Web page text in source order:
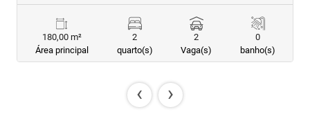
180,00 m²
Área principal
2
quarto(s)
2
Vaga(s)
0
banho(s)
‹ ›